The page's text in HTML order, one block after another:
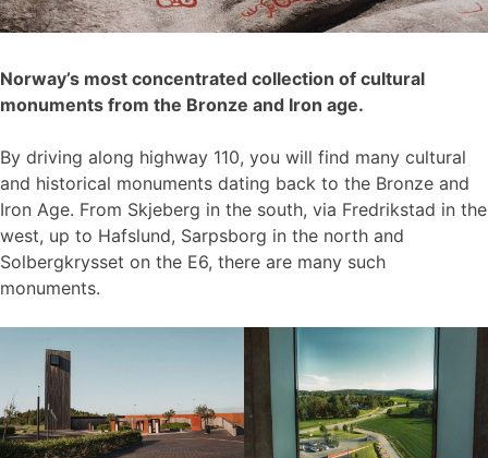
Norway’s most concentrated collection of cultural
monuments from the Bronze and Iron age.
By driving along highway 110, you will find many cultural
and historical monuments dating back to the Bronze and
Iron Age. From Skjeberg in the south, via Fredrikstad in the
west, up to Hafslund, Sarpsborg in the north and
Solbergkrysset on the E6, there are many such
monuments.